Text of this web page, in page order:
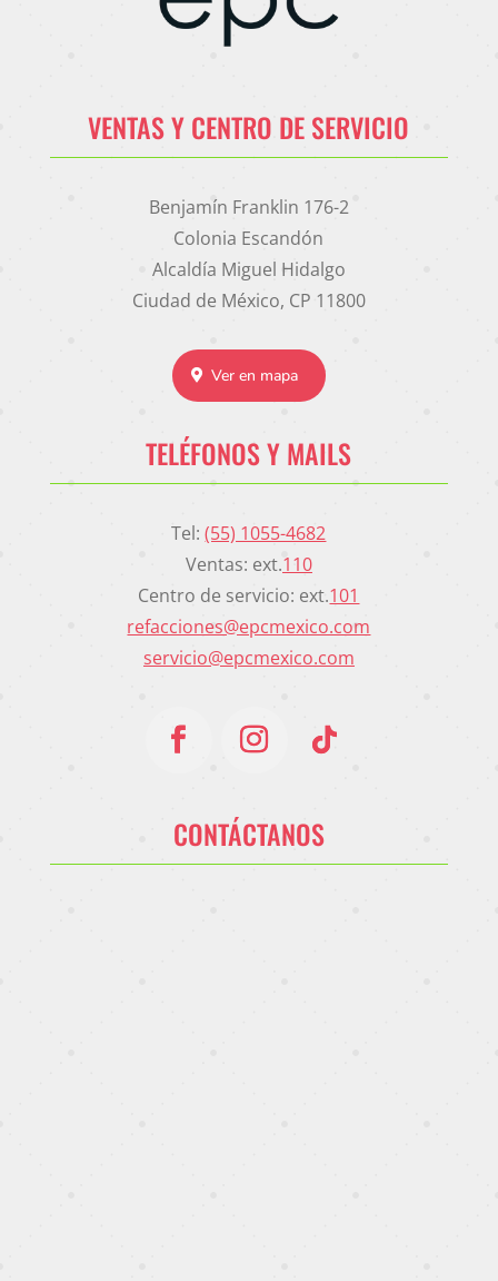
VENTAS Y CENTRO DE SERVICIO
Benjamín Franklin 176-2
Colonia Escandón
Alcaldía Miguel Hidalgo
Ciudad de México, CP 11800
Ver en mapa
TELÉFONOS Y MAILS
Tel:(55) 1055-4682
Ventas: ext.110
Centro de servicio: ext.101
refacciones@epcmexico.com
servicio@epcmexico.com
CONTÁCTANOS